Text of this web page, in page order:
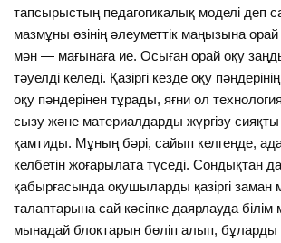
тапсырыстың педагогикалық моделі деп
мазмұны өзінің әлеуметтік маңызына
мән — мағынаға ие. Осыған орай оқу
тәуелді келеді. Қазіргі кезде оқу
оқу пәндерінен тұрады, яғни ол
сызу және материалдарды жүргізу сияқты
қамтиды. Мұның бәрі, сайып келгенде,
келбетін жоғарылата түседі. Сондықтан
қабырғасында оқушыларды қазіргі заман
талаптарына сай кәсіпке даярлауда
мынадай блоктарын бөліп алып,